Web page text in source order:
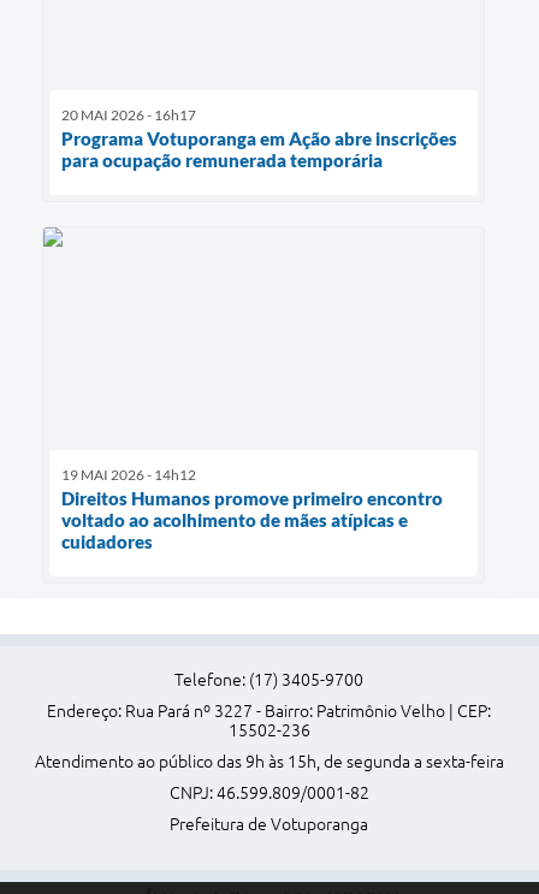
20 MAI 2026 - 16h17
Programa Votuporanga em Ação abre inscrições
para ocupação remunerada temporária
19 MAI 2026 - 14h12
Direitos Humanos promove primeiro encontro
voltado ao acolhimento de mães atípicas e
cuidadores
Telefone: (17) 3405-9700
Endereço: Rua Pará nº 3227 - Bairro: Patrimônio Velho | CEP:
15502-236
Atendimento ao público das 9h às 15h, de segunda a sexta-feira
CNPJ: 46.599.809/0001-82
Prefeitura de Votuporanga